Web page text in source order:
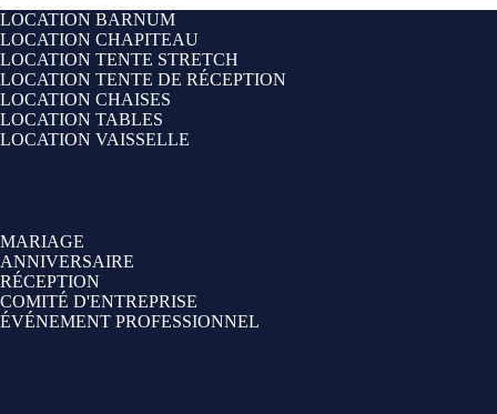
LOCATION BARNUM
LOCATION CHAPITEAU
LOCATION TENTE STRETCH
LOCATION TENTE DE RÉCEPTION
LOCATION CHAISES
LOCATION TABLES
LOCATION VAISSELLE
MARIAGE
ANNIVERSAIRE
RÉCEPTION
COMITÉ D'ENTREPRISE
ÉVÉNEMENT PROFESSIONNEL